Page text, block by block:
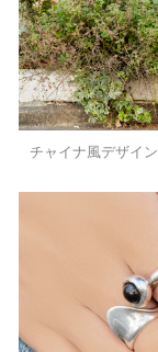
チャイナ風デザイ